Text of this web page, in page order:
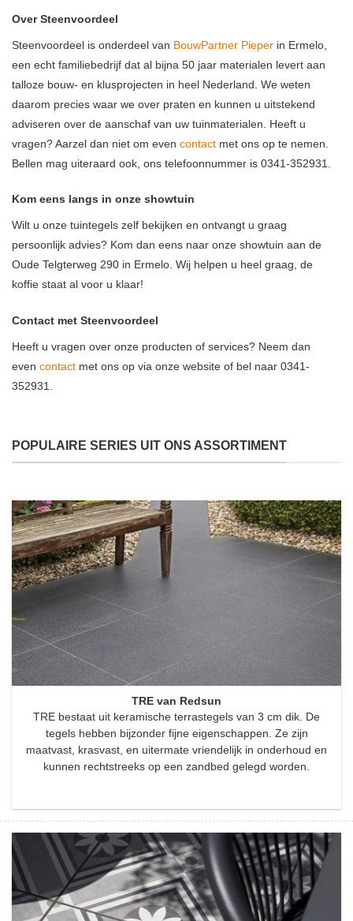
Over Steenvoordeel
Steenvoordeel is onderdeel van BouwPartner Pieper in Ermelo,
een echt familiebedrijf dat al bijna 50 jaar materialen levert aan
talloze bouw- en klusprojecten in heel Nederland. We weten
daarom precies waar we over praten en kunnen u uitstekend
adviseren over de aanschaf van uw tuinmaterialen. Heeft u
vragen? Aarzel dan niet om even contact met ons op te nemen.
Bellen mag uiteraard ook, ons telefoonnummer is 0341-352931.
Kom eens langs in onze showtuin
Wilt u onze tuintegels zelf bekijken en ontvangt u graag
persoonlijk advies? Kom dan eens naar onze showtuin aan de
Oude Telgterweg 290 in Ermelo. Wij helpen u heel graag, de
koffie staat al voor u klaar!
Contact met Steenvoordeel
Heeft u vragen over onze producten of services? Neem dan
even contact met ons op via onze website of bel naar 0341-
352931.
POPULAIRE SERIES UIT ONS ASSORTIMENT
TRE van Redsun
TRE bestaat uit keramische terrastegels van 3 cm dik. De
tegels hebben bijzonder fijne eigenschappen. Ze zijn
maatvast, krasvast, en uitermate vriendelijk in onderhoud en
kunnen rechtstreeks op een zandbed gelegd worden.